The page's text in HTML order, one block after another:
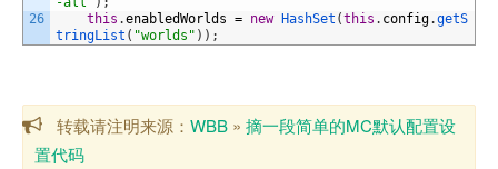
26
this .enabledWorlds = new HashSet (this . config.getS
tringList ( "worlds" ) ) ;
转载请注明来源： WBB » 摘一段简单的MC默认配置设
置代码